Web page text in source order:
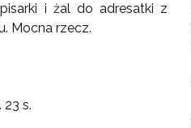
i żal do adresatki z
Mocna rzecz.
s.